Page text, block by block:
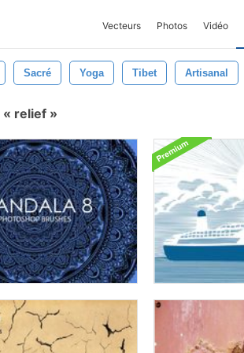
Vecteurs Photos Vidéo
Sacré Yoga Tibet Artisanal
relief